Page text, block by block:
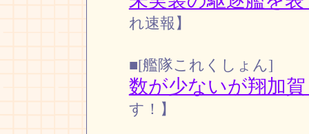
れ速報】
■[艦隊これくしょん]
数が少ないが翔加
す！】